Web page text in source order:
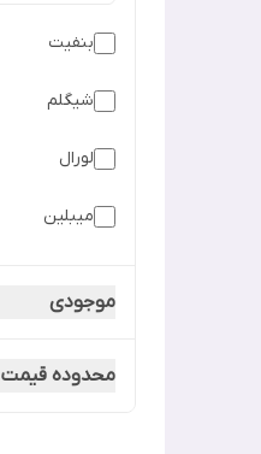
بنفیت
شیگلم
لورال
میبلین
موجودی
محدوده قیمت